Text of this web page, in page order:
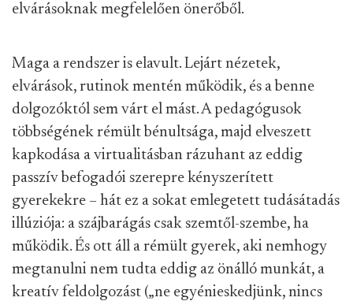
elvárásoknak megfelelően önerőből.
Maga a rendszer is elavult. Lejárt nézetek,
elvárások, rutinok mentén működik, és a benne
dolgozóktól sem várt el mást. A pedagógusok
többségének rémült bénultsága, majd elveszett
kapkodása a virtualitásban rázuhant az eddig
passzív befogadói szerepre kényszerített
gyerekekre – hát ez a sokat emlegetett tudásátadás
illúziója: a szájbarágás csak szemtől-szembe, ha
működik. És ott áll a rémült gyerek, aki nemhogy
megtanulni nem tudta eddig az önálló munkát, a
kreatív feldolgozást („ne egyénieskedjünk, nincs